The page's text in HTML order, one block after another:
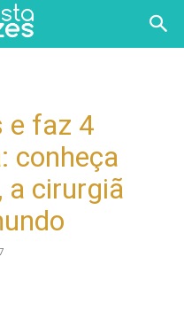
e faz 4
conheça
a cirurgiã